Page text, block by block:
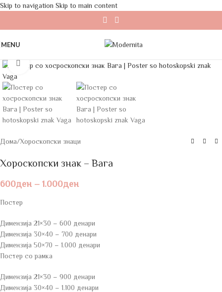
Skip to navigation Skip to main content
MENU
Click to enlarge
Дома/Хороскопски знаци
Хороскопски знак – Вага
600ден– 1.000ден
Постер
Димензија 21×30 – 600 денари
Димензија 30×40 – 700 денари
Димензија 50×70 – 1.000 денари
Постер со рамка
Димензија 21×30 – 900 денари
Димензија 30×40 – 1.100 денари